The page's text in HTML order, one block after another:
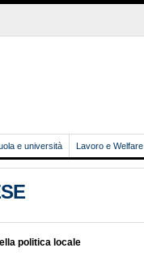
e università Lavoro e Welfare
politica locale